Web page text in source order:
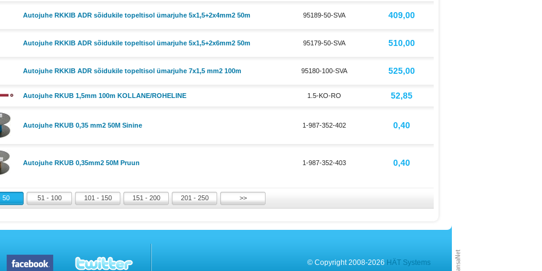
Autojuhe RKKIB ADR sõidukile topeltisol ümarjuhe 5x1,5+2x4mm2 50m 95189-50-SVA 409,00
Autojuhe RKKIB ADR sõidukile topeltisol ümarjuhe 5x1,5+2x6mm2 50m 95179-50-SVA 510,00
Autojuhe RKKIB ADR sõidukile topeltisol ümarjuhe 7x1,5 mm2 100m 95180-100-SVA 525,00
Autojuhe RKUB 1,5mm 100m KOLLANE/ROHELINE 1.5-KO-RO 52,85
Autojuhe RKUB 0,35 mm2 50M Sinine 1-987-352-402 0,40
Autojuhe RKUB 0,35mm2 50M Pruun 1-987-352-403 0,40
50 51 - 100 101 - 150 151 - 200 201 - 250 >>
© Copyright 2008-2026 HÄT Systems